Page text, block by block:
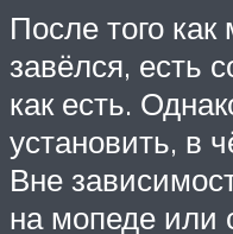
После того
завёлся, есть
как есть.
установить, в
Вне
на мопеде или